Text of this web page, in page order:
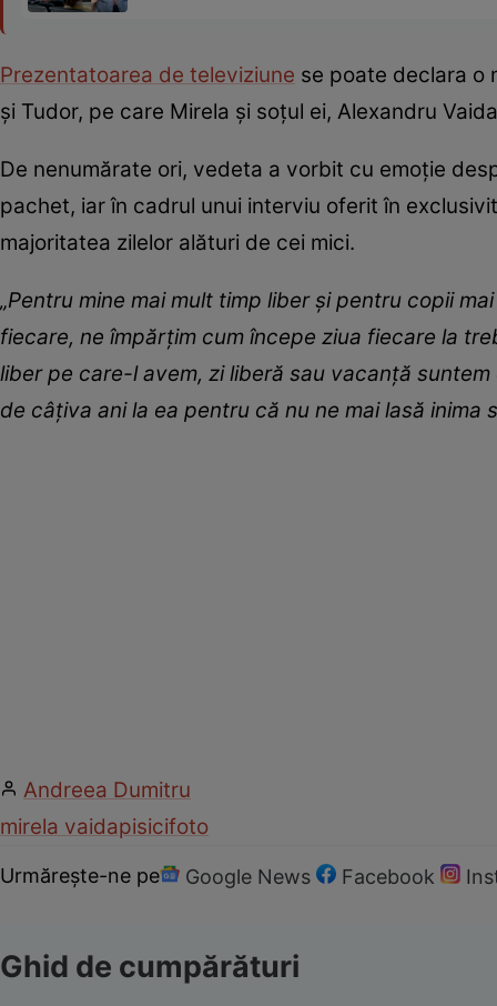
Prezentatoarea de televiziune se poate declara o
și Tudor, pe care Mirela și soțul ei, Alexandru
De nenumărate ori, vedeta a vorbit cu emoție
pachet, iar în cadrul unui interviu oferit în
majoritatea zilelor alături de cei mici.
„Pentru mine mai mult timp liber și pentru copii
fiecare, ne împărțim cum începe ziua fiecare la
liber pe care-l avem, zi liberă sau vacanță
de câțiva ani la ea pentru că nu ne mai lasă inima
Andreea Dumitru
mirela vaidapisicifoto
Urmărește-ne pe Google News Facebook
Ghid de cumpărături